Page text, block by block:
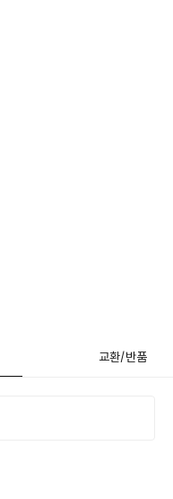
교환/반품